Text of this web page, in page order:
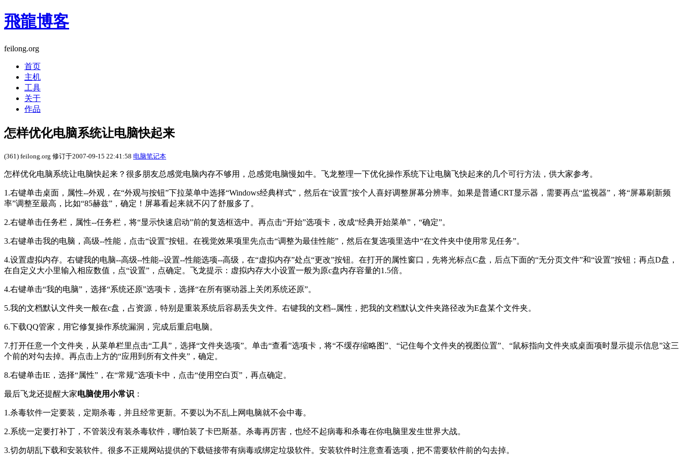
飛龍博客
feilong.org
首页
主机
工具
关于
作品
怎样优化电脑系统让电脑快起来
(361) feilong.org 修订于2007-09-15 22:41:58 电脑笔记本
怎样优化电脑系统让电脑快起来？很多朋友总感觉电脑内存不够用，总感觉电脑慢如牛。飞龙整理一下优化操作系统下让电脑飞快起来的几个可行方法，供大家参考。
1.右键单击桌面，属性--外观，在“外观与按钮”下拉菜单中选择“Windows经典样式”，然后在“设置”按个人喜好调整屏幕分辨率。如果是普通CRT显示器，需要再点“监视器”，将“屏幕刷新频
率”调整至最高，比如“85赫兹”，确定！屏幕看起来就不闪了舒服多了。
2.右键单击任务栏，属性--任务栏，将“显示快速启动”前的复选框选中。再点击“开始”选项卡，改成“经典开始菜单”，“确定”。
3.右键单击我的电脑，高级--性能，点击“设置”按钮。在视觉效果项里先点击“调整为最佳性能”，然后在复选项里选中“在文件夹中使用常见任务”。
4.设置虚拟内存。右键我的电脑--高级--性能--设置--性能选项--高级，在“虚拟内存”处点“更改”按钮。在打开的属性窗口，先将光标点C盘，后点下面的“无分页文件”和“设置”按钮；再点D盘，
在自定义大小里输入相应数值，点“设置”，点确定。飞龙提示：虚拟内存大小设置一般为原c盘内存容量的1.5倍。
4.右键单击“我的电脑”，选择“系统还原”选项卡，选择“在所有驱动器上关闭系统还原”。
5.我的文档默认文件夹一般在c盘，占资源，特别是重装系统后容易丢失文件。右键我的文档--属性，把我的文档默认文件夹路径改为E盘某个文件夹。
6.下载QQ管家，用它修复操作系统漏洞，完成后重启电脑。
7.打开任意一个文件夹，从菜单栏里点击“工具”，选择“文件夹选项”。单击“查看”选项卡，将“不缓存缩略图”、“记住每个文件夹的视图位置”、“鼠标指向文件夹或桌面项时显示提示信息”这三
个前的对勾去掉。再点击上方的“应用到所有文件夹”，确定。
8.右键单击IE，选择“属性”，在“常规”选项卡中，点击“使用空白页”，再点确定。
最后飞龙还提醒大家电脑使用小常识 ：
1.杀毒软件一定要装，定期杀毒，并且经常更新。不要以为不乱上网电脑就不会中毒。
2.系统一定要打补丁，不管装没有装杀毒软件，哪怕装了卡巴斯基。杀毒再厉害，也经不起病毒和杀毒在你电脑里发生世界大战。
3.切勿胡乱下载和安装软件。很多不正规网站提供的下载链接带有病毒或绑定垃圾软件。安装软件时注意查看选项，把不需要软件前的勾去掉。